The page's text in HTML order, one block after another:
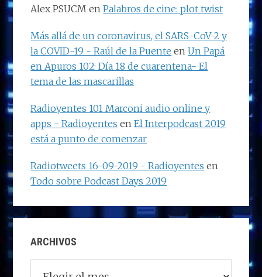
Alex PSUCM enPalabros de cine: plot twist
Más allá de un coronavirus, el SARS-CoV-2 y
la COVID-19 - Raúl de la Puente enUn Papá
en Apuros 102: Día 18 de cuarentena- El
tema de las mascarillas
Radioyentes 101 Marconi audio online y
apps - Radioyentes enEl Interpodcast 2019
está a punto de comenzar
Radiotweets 16-09-2019 - Radioyentes en
Todo sobre Podcast Days 2019
ARCHIVOS